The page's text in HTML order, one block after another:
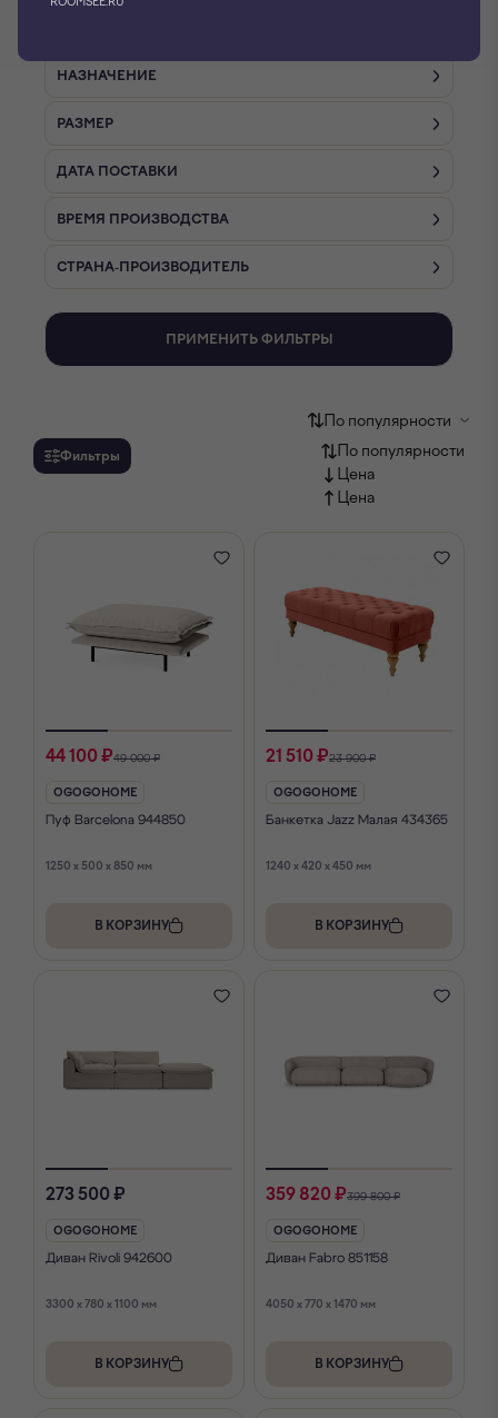
НАЗНАЧЕНИЕ
РАЗМЕР
ДАТА ПОСТАВКИ
ВРЕМЯ ПРОИЗВОДСТВА
СТРАНА-ПРОИЗВОДИТЕЛЬ
ПРИМЕНИТЬ ФИЛЬТРЫ
Фильтры
По популярности
По популярности
Цена
Цена
44 100 ₽49 000 ₽
OGOGOHOME
Пуф Barcelona 944850
1250 x 500 x 850 мм
В КОРЗИНУ
21 510 ₽23 900 ₽
OGOGOHOME
Банкетка Jazz Малая 434365
1240 x 420 x 450 мм
В КОРЗИНУ
273 500 ₽
OGOGOHOME
Диван Rivoli 942600
3300 x 780 x 1100 мм
В КОРЗИНУ
359 820 ₽399 800 ₽
OGOGOHOME
Диван Fabro 851158
4050 x 770 x 1470 мм
В КОРЗИНУ